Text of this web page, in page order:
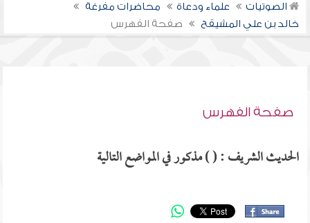
الصوتيات علماء ودعاة
محاضرات مفرغة
خالد بن علي المشيقح
صفحة الفهرس
صفحة الفهرس
الحديث الشريف : ( ) مذكور في المواضع التالية